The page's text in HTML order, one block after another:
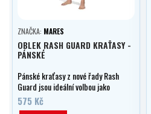
ZNAČKA: MARES
OBLEK RASH GUARD KRAŤASY -
PÁNSKÉ
Pánské kraťasy z nové řady Rash
Guard jsou ideální volbou jako
podoblek nebo můžou být použity
samostatně jako ochrana proti
575 Kč